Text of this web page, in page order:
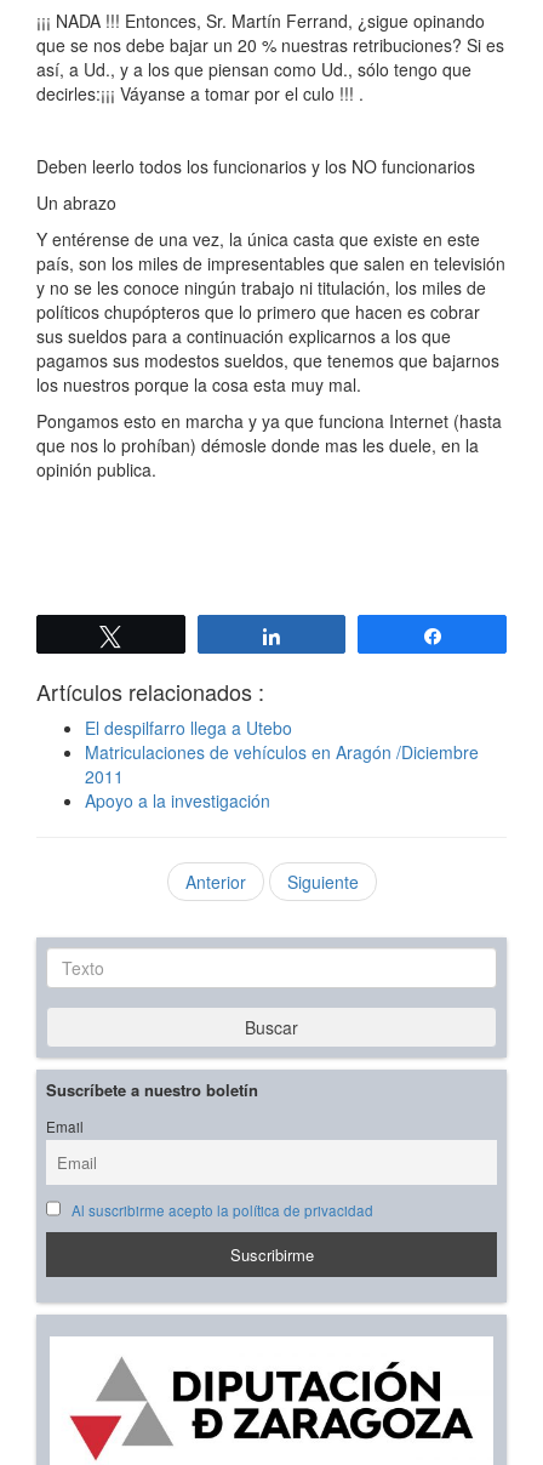
¡¡¡ NADA !!! Entonces, Sr. Martín Ferrand, ¿sigue opinando
que se nos debe bajar un 20 % nuestras retribuciones? Si es
así, a Ud., y a los que piensan como Ud., sólo tengo que
decirles:¡¡¡ Váyanse a tomar por el culo !!! .
Deben leerlo todos los funcionarios y los NO funcionarios
Un abrazo
Y entérense de una vez, la única casta que existe en este
país, son los miles de impresentables que salen en televisión
y no se les conoce ningún trabajo ni titulación, los miles de
políticos chupópteros que lo primero que hacen es cobrar
sus sueldos para a continuación explicarnos a los que
pagamos sus modestos sueldos, que tenemos que bajarnos
los nuestros porque la cosa esta muy mal.
Pongamos esto en marcha y ya que funciona Internet (hasta
que nos lo prohíban) démosle donde mas les duele, en la
opinión publica.
Artículos relacionados :
El despilfarro llega a Utebo
Matriculaciones de vehículos en Aragón /Diciembre
2011
Apoyo a la investigación
Anterior Siguiente
Texto
Buscar
Suscríbete a nuestro boletín
Email
Al suscribirme acepto la política de privacidad